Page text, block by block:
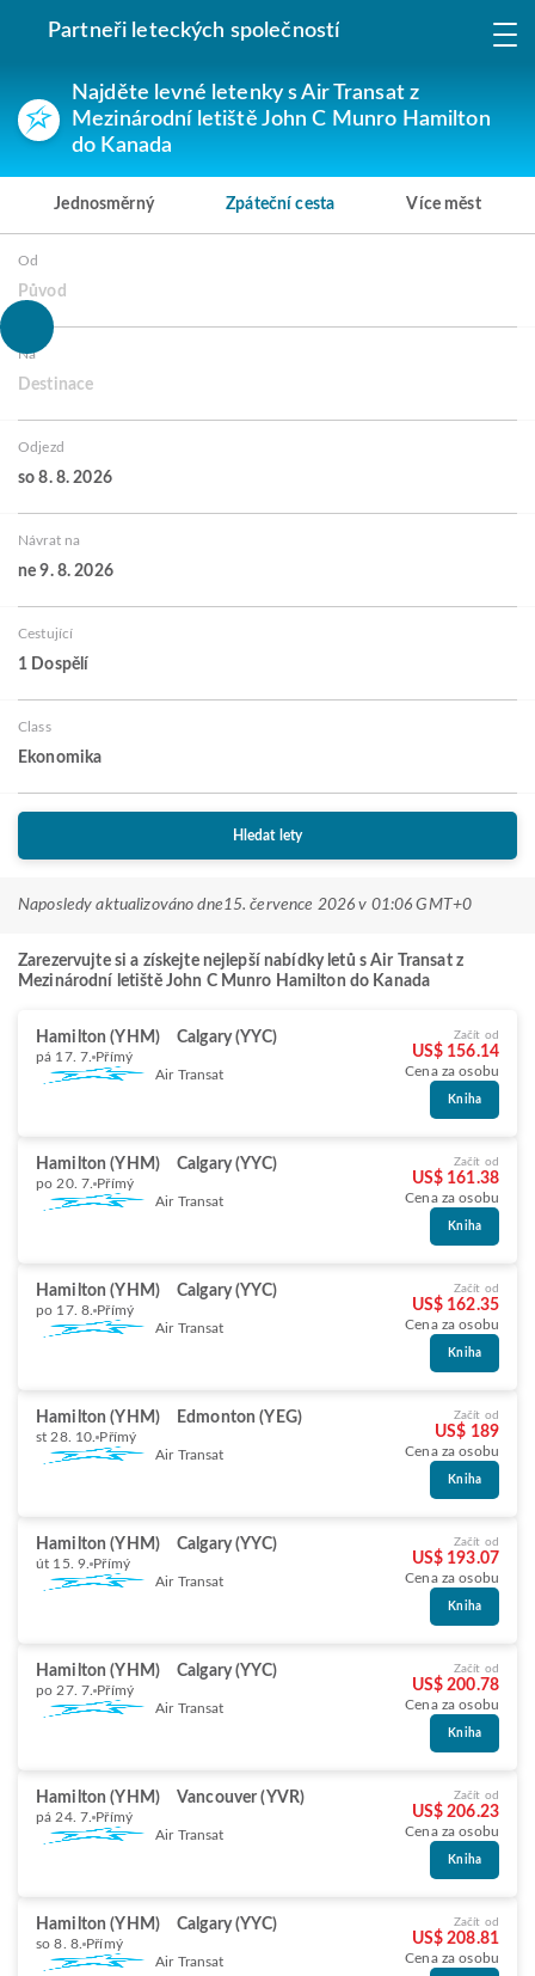
Partneři leteckých společností
Najděte levné letenky s Air Transat z
Mezinárodní letiště John C Munro Hamilton
do Kanada
Jednosměrný Zpáteční cesta Více měst
Od
Původ
Na
Destinace
Odjezd
so 8. 8. 2026
Návrat na
ne 9. 8. 2026
Cestující
1 Dospělí
Class
Ekonomika
Hledat lety
Naposledy aktualizováno dne15. července 2026 v 01:06 GMT+0
Zarezervujte si a získejte nejlepší nabídky letů s Air Transat z
Mezinárodní letiště John C Munro Hamilton do Kanada
Hamilton (YHM) Calgary (YYC)
pá 17. 7. Přímý
Air Transat
Začít od
US$ 156.14
Cena za osobu
Kniha
Hamilton (YHM) Calgary (YYC)
po 20. 7. Přímý
Air Transat
Začít od
US$ 161.38
Cena za osobu
Kniha
Hamilton (YHM) Calgary (YYC)
po 17. 8. Přímý
Air Transat
Začít od
US$ 162.35
Cena za osobu
Kniha
Hamilton (YHM) Edmonton (YEG)
st 28. 10. Přímý
Air Transat
Začít od
US$ 189
Cena za osobu
Kniha
Hamilton (YHM) Calgary (YYC)
út 15. 9. Přímý
Air Transat
Začít od
US$ 193.07
Cena za osobu
Kniha
Hamilton (YHM) Calgary (YYC)
po 27. 7. Přímý
Air Transat
Začít od
US$ 200.78
Cena za osobu
Kniha
Hamilton (YHM) Vancouver (YVR)
pá 24. 7. Přímý
Air Transat
Začít od
US$ 206.23
Cena za osobu
Kniha
Hamilton (YHM) Calgary (YYC)
so 8. 8. Přímý
Air Transat
Začít od
US$ 208.81
Cena za osobu